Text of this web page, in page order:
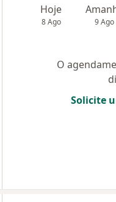
Hoje
8 Ago 9 Ago
O
Solicite